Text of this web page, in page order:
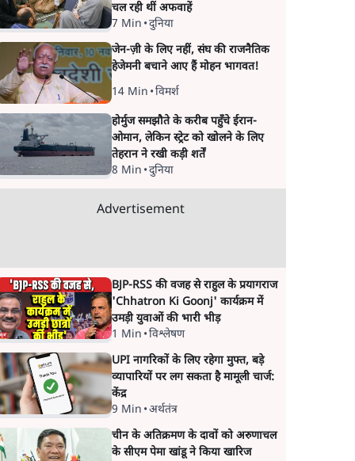
चल रही थीं अफवाहें
7 Min •दुनिया
जेन-ज़ी के लिए नहीं, संघ की राजनैतिक
हेजेमनी बचाने आए हैं मोहन भागवत!
14 Min •विमर्श
होर्मुज समझौते के करीब पहुँचे ईरान-
ओमान, लेकिन स्ट्रेट को खोलने के लिए
तेहरान ने रखी कड़ी शर्तें
8 Min •दुनिया
Advertisement
BJP-RSS की वजह से राहुल के प्रयागराज
'Chhatron Ki Goonj' कार्यक्रम में
उमड़ी युवाओं की भारी भीड़
1 Min •विश्लेषण
UPI नागरिकों के लिए रहेगा मुफ्त, बड़े
व्यापारियों पर लग सकता है मामूली चार्ज:
केंद्र
9 Min •अर्थतंत्र
चीन के अतिक्रमण के दावों को अरुणाचल
के सीएम पेमा खांडू ने किया खारिज